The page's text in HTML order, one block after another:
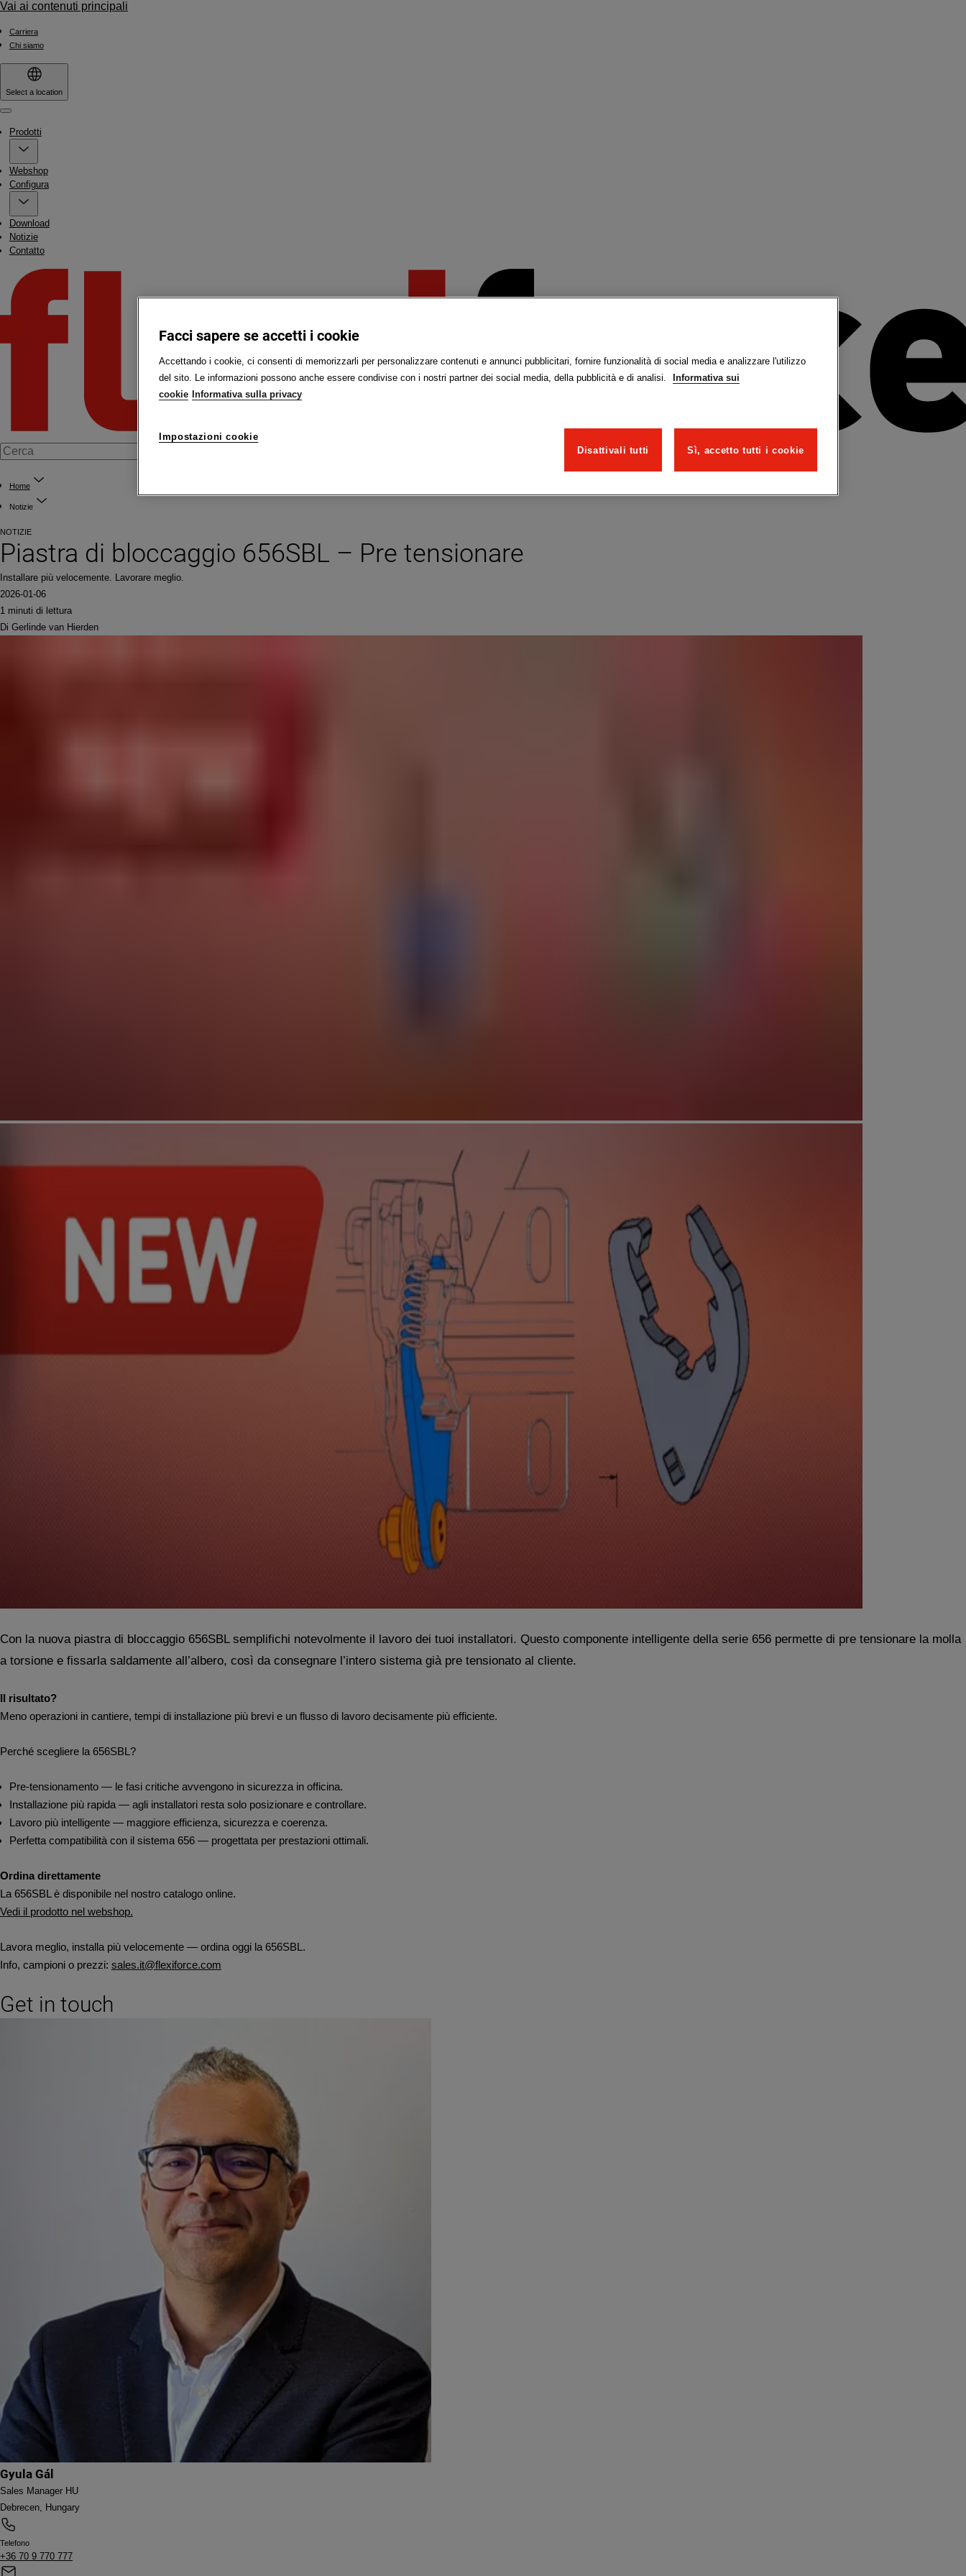
Vai ai contenuti principali
Carriera
Chi siamo
Select a location
Prodotti
Webshop
Configura
Download
Notizie
Contatto
Home
Notizie
NOTIZIE
Piastra di bloccaggio 656SBL – Pre tensionare
Installare più velocemente. Lavorare meglio.
2026-01-06
1 minuti di lettura
Di Gerlinde van Hierden
Con la nuova piastra di bloccaggio 656SBL semplifichi notevolmente il lavoro dei tuoi installatori. Questo componente intelligente della serie 656 permette di pre tensionare la molla
a torsione e fissarla saldamente all’albero, così da consegnare l’intero sistema già pre tensionato al cliente.
Il risultato?
Meno operazioni in cantiere, tempi di installazione più brevi e un flusso di lavoro decisamente più efficiente.
Perché scegliere la 656SBL?
Pre‑tensionamento — le fasi critiche avvengono in sicurezza in officina.
Installazione più rapida — agli installatori resta solo posizionare e controllare.
Lavoro più intelligente — maggiore efficienza, sicurezza e coerenza.
Perfetta compatibilità con il sistema 656 — progettata per prestazioni ottimali.
Ordina direttamente
La 656SBL è disponibile nel nostro catalogo online.
Vedi il prodotto nel webshop.
Lavora meglio, installa più velocemente — ordina oggi la 656SBL.
Info, campioni o prezzi: sales.it@flexiforce.com
Get in touch
Gyula Gál
Sales Manager HU
Debrecen, Hungary
Telefono
+36 70 9 770 777
Facci sapere se accetti i cookie
Accettando i cookie, ci consenti di memorizzarli per personalizzare contenuti e annunci pubblicitari, fornire funzionalità di social media e analizzare l'utilizzo
del sito. Le informazioni possono anche essere condivise con i nostri partner dei social media, della pubblicità e di analisi.
Informativa sui
cookie Informativa sulla privacy
Disattivali tutti Sì, accetto tutti i cookie
Impostazioni cookie